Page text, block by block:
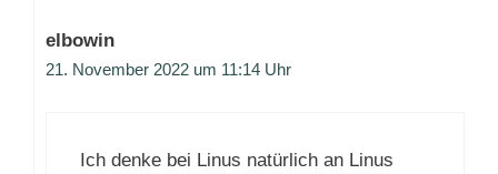
elbowin
21. November 2022 um 11:14 Uhr
Ich denke bei Linus natürlich an Linus